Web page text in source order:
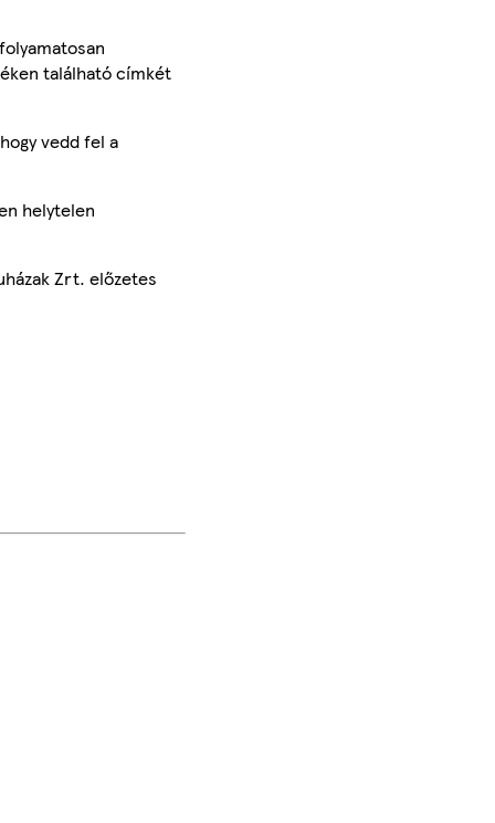
található címkét
vedd fel a
helytelen
Zrt. előzetes